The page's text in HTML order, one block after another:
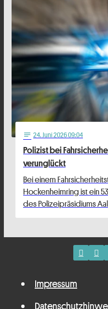
notes 24. Juni 2026 09:04
Polizist bei
verunglückt
Bei einem
Hockenheimring ist ein
des Polizeipräsidiums
Impressum